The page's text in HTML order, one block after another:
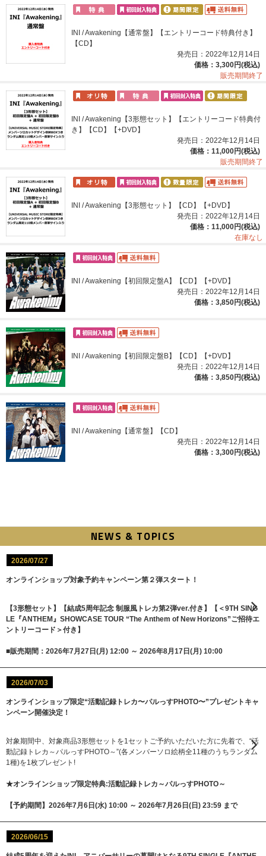
INI / Awakening【通常盤】【エントリーコード特典付き】
【CD】
発売日：2022年12月14日
価格：3,300円(税込)
販売期間終了
INI / Awakening【3形態セット】【エントリーコード特典付
き】【CD】【+DVD】
発売日：2022年12月14日
価格：11,000円(税込)
販売期間終了
INI / Awakening【3形態セット】【CD】【+DVD】
発売日：2022年12月14日
価格：11,000円(税込)
在庫なし
INI / Awakening【初回限定盤A】【CD】【+DVD】
発売日：2022年12月14日
価格：3,850円(税込)
INI / Awakening【初回限定盤B】【CD】【+DVD】
発売日：2022年12月14日
価格：3,850円(税込)
INI / Awakening【通常盤】【CD】
発売日：2022年12月14日
価格：3,300円(税込)
NEWS & TOPICS
2026/07/27
オンラインショップ対象予約キャンペーン第２弾スタート！
【3形態セット】【結成5周年記念 制服風トレカ第2弾ver.付き】【＜9TH SING
LE『ANTHEM』SHOWCASE TOUR “The Anthem of New Horizons”ご招待エ
ントリーコード＞付き】
■販売期間：2026年7月27日(月) 12:00 ～ 2026年8月17日(月) 10:00
2026/07/03
オンラインショップ限定“活動記録トレカ〜パルっすPHOTO〜”プレゼントキャ
ンペーン開催決定！
対象期間中、対象商品3形態セットを1セットご予約いただいた方に先着で、“活
動記録トレカ～パルっすPHOTO～”(各メンバーソロ絵柄全11種のうちランダム
1種)を1枚プレゼント!
★オンラインショップ限定特典:活動記録トレカ～パルっすPHOTO～
【予約期間】2026年7月6日(水) 10:00 ～ 2026年7月26日(日) 23:59 まで
2026/06/15